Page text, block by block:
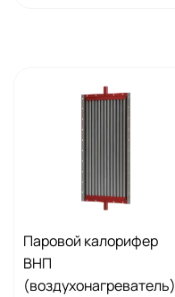
Паровой калорифер
ВНП
(воздухонагреватель)